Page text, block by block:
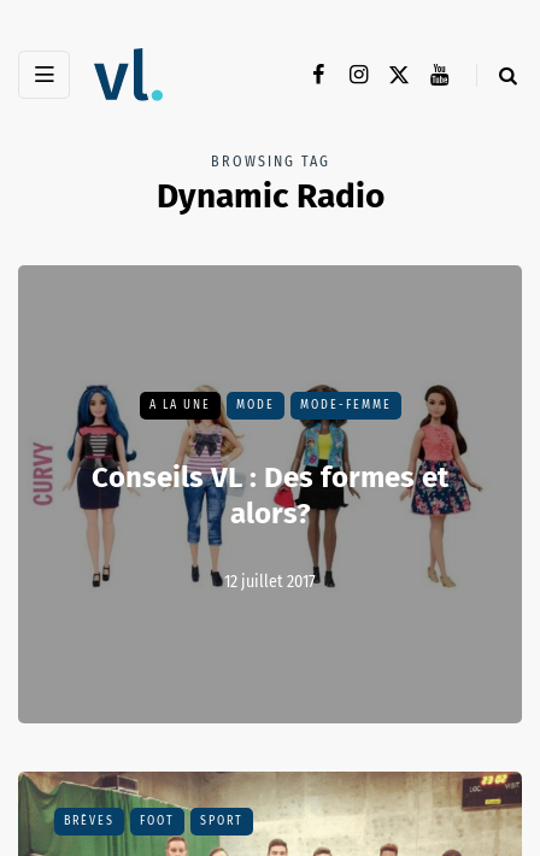
BROWSING TAG
Dynamic Radio
A LA UNE MODE MODE-FEMME
Conseils VL : Des formes et
alors?
12 juillet 2017
BRÈVES FOOT SPORT